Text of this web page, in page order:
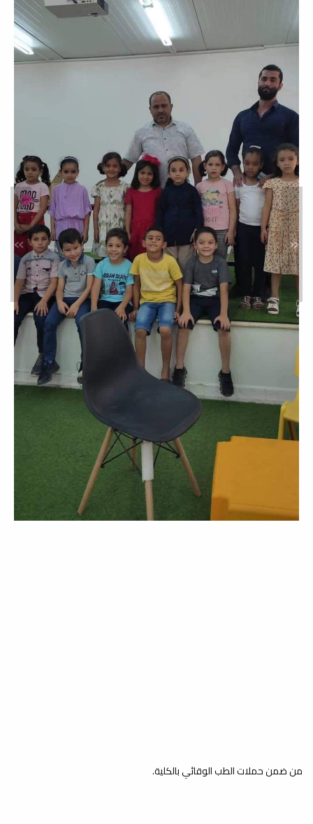
خدمة المجتمع والتعليم المستمر
ضمن المتطلبات لقسم الطب الوقائي
بالكلية وخدمة المجتمع تمت زيارة مدرسة
شهداء طمينة...
زيارة مدرسة السدادة
خدمة المجتمع والتعليم المستمر
ضمن المتطلبات العملية لقسم الطب
الوقائي وخدمة المجتمع ، تمت زيارة
مدرسة شهداء...
زيارة مدرسة كنز الطفل الدولية
خدمة المجتمع والتعليم المستمر
برعاية وتنظيم قسم التقويم وطب أسنان
الأطفال والطب الوقائي... قامت مدرسة
الزيارات الميدانية / زيارة روضة
ملاك
» «
من ضمن حملات الطب الوقائي بالكلية.